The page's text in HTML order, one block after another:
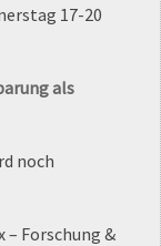
17-20
als
noch
– Forschung &